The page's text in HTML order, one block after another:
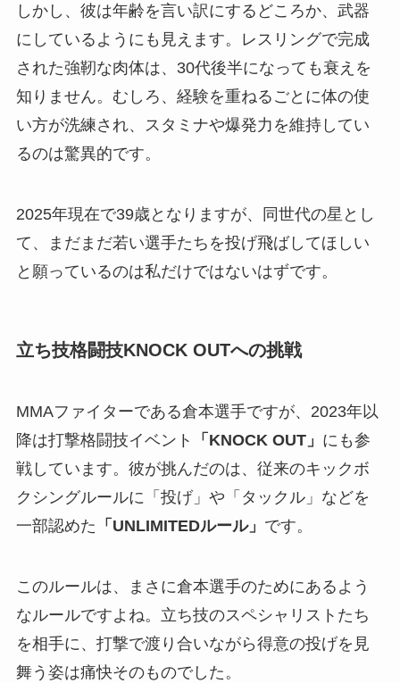
しかし、彼は年齢を言い訳にするどころか、武器
にしているようにも見えます。レスリングで完成
された強靭な肉体は、30代後半になっても衰えを
知りません。むしろ、経験を重ねるごとに体の使
い方が洗練され、スタミナや爆発力を維持してい
るのは驚異的です。
2025年現在で39歳となりますが、同世代の星とし
て、まだまだ若い選手たちを投げ飛ばしてほしい
と願っているのは私だけではないはずです。
立ち技格闘技KNOCK OUTへの挑戦
MMAファイターである倉本選手ですが、2023年以
降は打撃格闘技イベント
「KNOCK OUT」 にも参
戦しています。彼が挑んだのは、従来のキックボ
クシングルールに「投げ」や「タックル」などを
一部認めた 「UNLIMITEDルール」 です。
このルールは、まさに倉本選手のためにあるよう
なルールですよね。立ち技のスペシャリストたち
を相手に、打撃で渡り合いながら得意の投げを見
舞う姿は痛快そのものでした。